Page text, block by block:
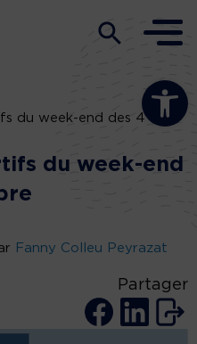
Ouvrir la
du week-end des 4 et 5
du week-end
Fanny Colleu Peyrazat
Partager